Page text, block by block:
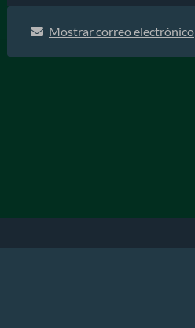
Mostrar correo electrónico